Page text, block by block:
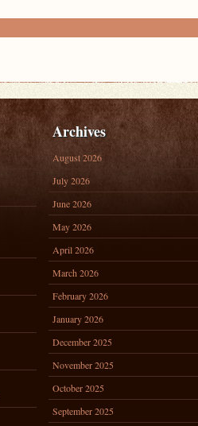
Archives
August 2026
July 2026
June 2026
May 2026
April 2026
March 2026
February 2026
January 2026
December 2025
November 2025
October 2025
September 2025